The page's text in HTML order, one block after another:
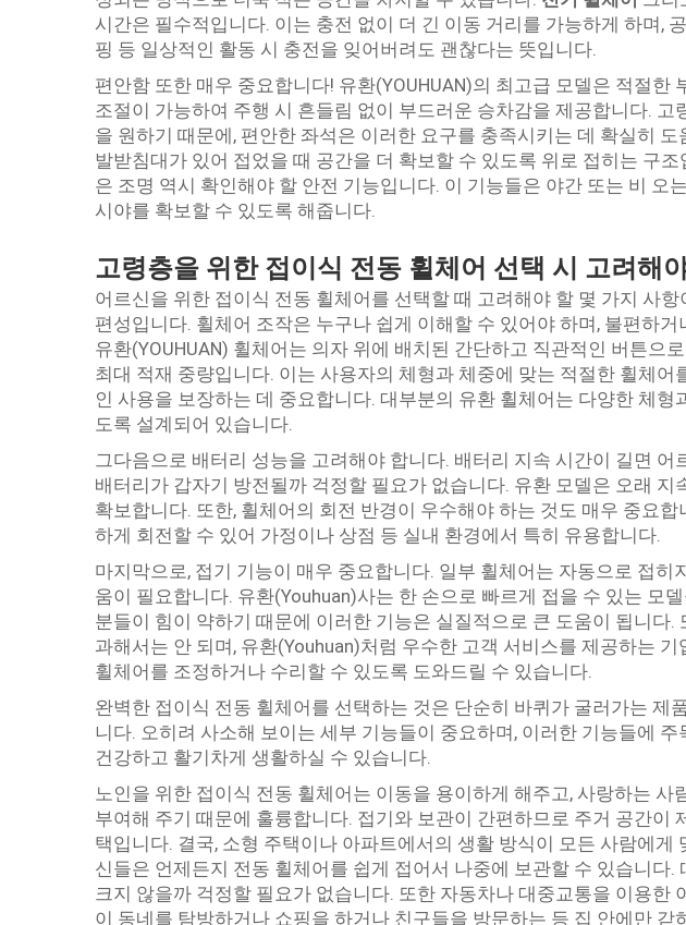
시간은 필수적입니다. 이는 충전 없이 더 긴 이동 거리를 가능하게 하며,
핑 등 일상적인 활동 시 충전을 잊어버려도 괜찮다는 뜻입니다.
편안함 또한 매우 중요합니다! 유환(YOUHUAN)의 최고급 모델은 적절한
조절이 가능하여 주행 시 흔들림 없이 부드러운 승차감을 제공합니다. 고
을 원하기 때문에, 편안한 좌석은 이러한 요구를 충족시키는 데 확실히
발받침대가 있어 접었을 때 공간을 더 확보할 수 있도록 위로 접히는 구
은 조명 역시 확인해야 할 안전 기능입니다. 이 기능들은 야간 또는 비 오
시야를 확보할 수 있도록 해줍니다.
고령층을 위한 접이식 전동 휠체어 선택 시 고려해
어르신을 위한 접이식 전동 휠체어를 선택할 때 고려해야 할 몇 가지 사
편성입니다. 휠체어 조작은 누구나 쉽게 이해할 수 있어야 하며, 불편하
유환(YOUHUAN) 휠체어는 의자 위에 배치된 간단하고 직관적인 버튼으
최대 적재 중량입니다. 이는 사용자의 체형과 체중에 맞는 적절한 휠체어
인 사용을 보장하는 데 중요합니다. 대부분의 유환 휠체어는 다양한 체형
도록 설계되어 있습니다.
그다음으로 배터리 성능을 고려해야 합니다. 배터리 지속 시간이 길면 어
배터리가 갑자기 방전될까 걱정할 필요가 없습니다. 유환 모델은 오래 지
확보합니다. 또한, 휠체어의 회전 반경이 우수해야 하는 것도 매우 중요
하게 회전할 수 있어 가정이나 상점 등 실내 환경에서 특히 유용합니다.
마지막으로, 접기 기능이 매우 중요합니다. 일부 휠체어는 자동으로 접히
움이 필요합니다. 유환(Youhuan)사는 한 손으로 빠르게 접을 수 있는 모
분들이 힘이 약하기 때문에 이러한 기능은 실질적으로 큰 도움이 됩니다.
과해서는 안 되며, 유환(Youhuan)처럼 우수한 고객 서비스를 제공하는 기
휠체어를 조정하거나 수리할 수 있도록 도와드릴 수 있습니다.
완벽한 접이식 전동 휠체어를 선택하는 것은 단순히 바퀴가 굴러가는 제
니다. 오히려 사소해 보이는 세부 기능들이 중요하며, 이러한 기능들에
건강하고 활기차게 생활하실 수 있습니다.
노인을 위한 접이식 전동 휠체어는 이동을 용이하게 해주고, 사랑하는 사
부여해 주기 때문에 훌륭합니다. 접기와 보관이 간편하므로 주거 공간이
택입니다. 결국, 소형 주택이나 아파트에서의 생활 방식이 모든 사람에게
신들은 언제든지 전동 휠체어를 쉽게 접어서 나중에 보관할 수 있습니다.
크지 않을까 걱정할 필요가 없습니다. 또한 자동차나 대중교통을 이용한
이 동네를 탐방하거나 쇼핑을 하거나 친구들을 방문하는 등 집 안에만 갇